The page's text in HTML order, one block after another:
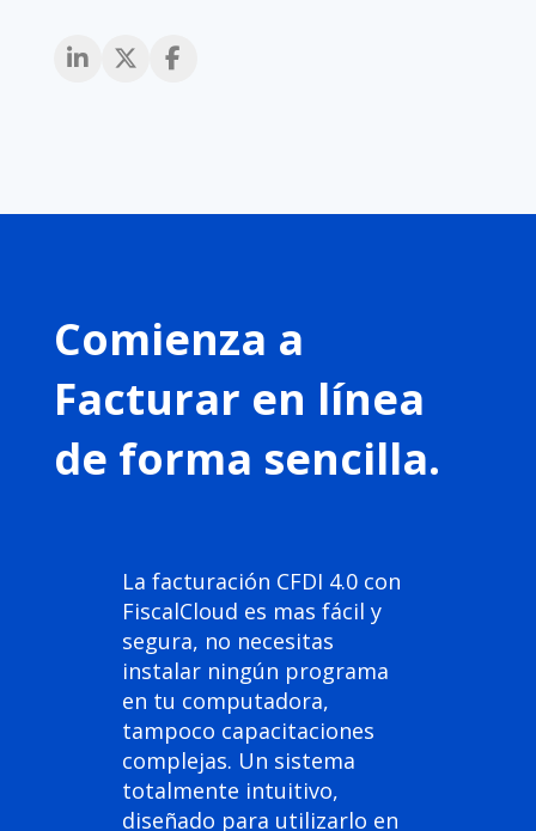
Comienza a
Facturar en línea
de forma sencilla.
La facturación CFDI 4.0 con
FiscalCloud es mas fácil y
segura, no necesitas
instalar ningún programa
en tu computadora,
tampoco capacitaciones
complejas. Un sistema
totalmente intuitivo,
diseñado para utilizarlo en